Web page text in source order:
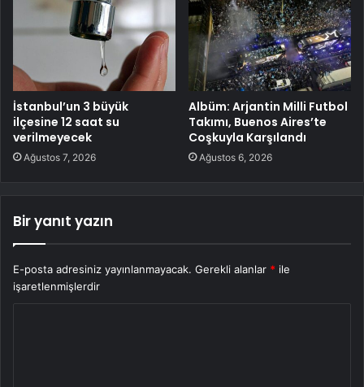
İstanbul’un 3 büyük
ilçesine 12 saat su
verilmeyecek
Ağustos 7, 2026
Albüm: Arjantin Milli Futbol
Takımı, Buenos Aires’te
Coşkuyla Karşılandı
Ağustos 6, 2026
Bir yanıt yazın
E-posta adresiniz yayınlanmayacak. Gerekli alanlar * ile
işaretlenmişlerdir